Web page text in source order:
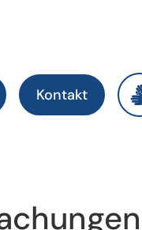
Kontakt